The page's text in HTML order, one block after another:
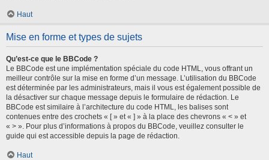
Haut
Mise en forme et types de sujets
Qu’est-ce que le BBCode ?
Le BBCode est une implémentation spéciale du code HTML, vous offrant un
meilleur contrôle sur la mise en forme d’un message. L’utilisation du BBCode
est déterminée par les administrateurs, mais il vous est également possible de
la désactiver sur chaque message depuis le formulaire de rédaction. Le
BBCode est similaire à l’architecture du code HTML, les balises sont
contenues entre des crochets « [ » et « ] » à la place des chevrons « < » et
« > ». Pour plus d’informations à propos du BBCode, veuillez consulter le
guide qui est accessible depuis la page de rédaction.
Haut